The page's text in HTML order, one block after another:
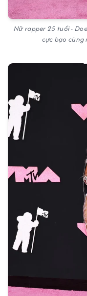
Nữ rapper 25 tuổi -
cực bạo cùng